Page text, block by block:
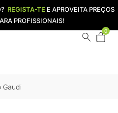
REGISTA-TE E APROVEITA PREÇOS
PROFISSIONAIS!
0
Gaudi